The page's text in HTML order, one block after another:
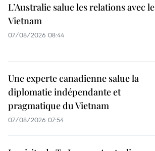
L’Australie salue les relations avec le
Vietnam
07/08/2026 08:44
Une experte canadienne salue la
diplomatie indépendante et
pragmatique du Vietnam
07/08/2026 07:54